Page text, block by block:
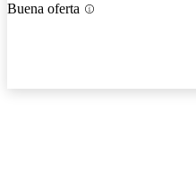
Buena oferta